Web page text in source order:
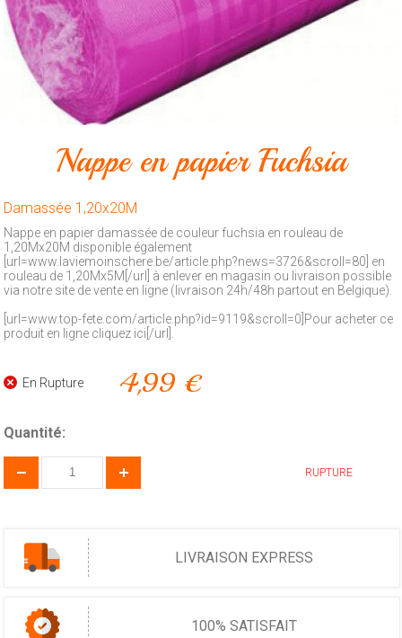
Animalerie
Outillage
Produits
ménagers
d'artificeNappe en papier Fuchsia
Damassée 1,20x20M
Nappe en papier damassée de couleur fuchsia en rouleau de
1,20Mx20M disponible également
[url=www.laviemoinschere.be/article.php?news=3726&scroll=80] en
rouleau de 1,20Mx5M[/url] à enlever en magasin ou livraison possible
via notre site de vente en ligne (livraison 24h/48h partout en Belgique).
[url=www.top-fete.com/article.php?id=9119&scroll=0]Pour acheter ce
produit en ligne cliquez ici[/url].
En Rupture 4,99 €
Quantité:
RUPTURE
LIVRAISON EXPRESS
100% SATISFAIT